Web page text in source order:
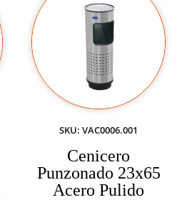
SKU: VAC0006.001
Cenicero
Punzonado 23x65
Acero Pulido